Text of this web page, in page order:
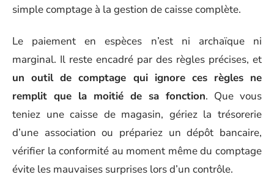
simple comptage à la gestion de caisse complète.
Le paiement en espèces n’est ni archaïque ni
marginal. Il reste encadré par des règles précises, et
un outil de comptage qui ignore ces règles ne
remplit que la moitié de sa fonction. Que vous
teniez une caisse de magasin, gériez la trésorerie
d’une association ou prépariez un dépôt bancaire,
vérifier la conformité au moment même du comptage
évite les mauvaises surprises lors d’un contrôle.